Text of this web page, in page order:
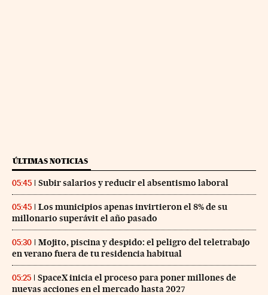
ÚLTIMAS NOTICIAS
05:45 Subir salarios y reducir el absentismo laboral
05:45
Los municipios apenas invirtieron el 8% de su
millonario superávit el año pasado
05:30
Mojito, piscina y despido: el peligro del teletrabajo
en verano fuera de tu residencia habitual
05:25
SpaceX inicia el proceso para poner millones de
nuevas acciones en el mercado hasta 2027